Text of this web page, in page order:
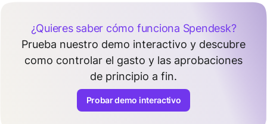
¿Quieres saber cómo funciona Spendesk?
Prueba nuestro demo interactivo y descubre
como controlar el gasto y las aprobaciones
de principio a fin.
Probar demo interactivo